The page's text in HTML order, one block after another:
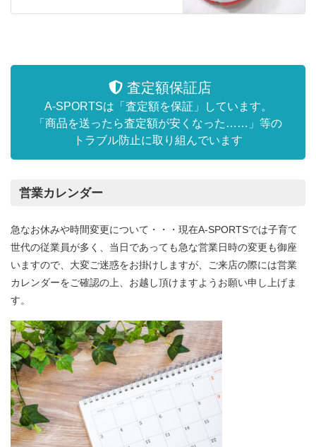
査定額保証店
A-SPORTSは「査定額を保証」しています。
「商品を送ったら査定額が安くなった……」等の
トラブル防止に取り組んでいます
営業カレンダー
急なお休みや時間変更について・・・現在A-SPORTSでは子育て
世代の従業員が多く、当日であっても急な営業日時の変更も御座
いますので、大変ご迷惑をお掛けしますが、ご来店の際には営業
カレンダーをご確認の上、お越し頂けますようお願い申し上げま
す。